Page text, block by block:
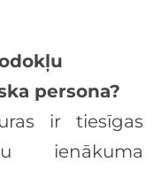
persona?
ir tiesīgas
ienākuma